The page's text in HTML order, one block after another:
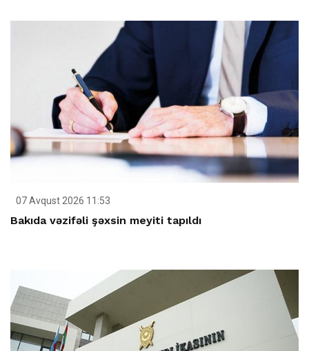
07 Avqust 2026 11:53
Bakıda vəzifəli şəxsin meyiti tapıldı